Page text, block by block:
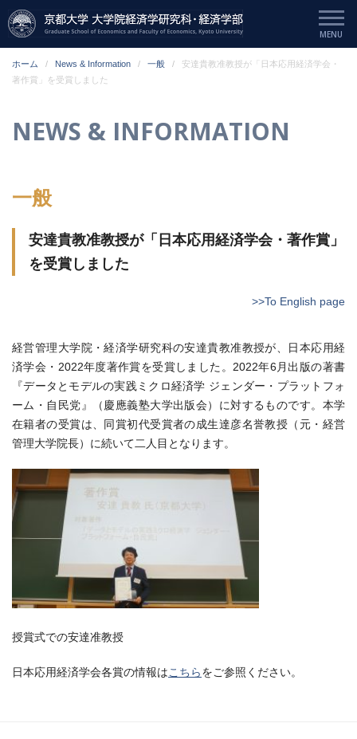
ホーム News & Information 一般
安達貴教准教授が「日本応用経済学会・
著作賞」を受賞しました
NEWS & INFORMATION
一般
安達貴教准教授が「日本応用経済学会・著作賞」
を受賞しました
>>To English page
経営管理大学院・経済学研究科の安達貴教准教授が、日本応用経
済学会・2022年度著作賞を受賞しました。2022年6月出版の著書
『データとモデルの実践ミクロ経済学 ジェンダー・プラットフォ
ーム・自民党』（慶應義塾大学出版会）に対するものです。本学
在籍者の受賞は、同賞初代受賞者の成生達彦名誉教授（元・経営
管理大学院長）に続いて二人目となります。
授賞式での安達准教授
日本応用経済学会各賞の情報はこちらをご参照ください。